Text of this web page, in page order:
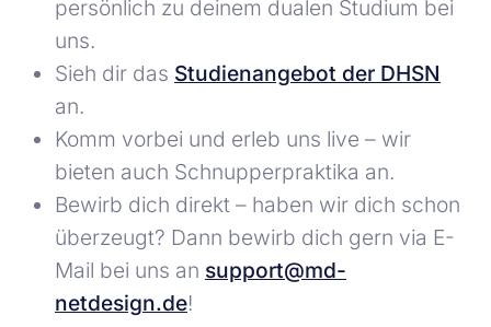
persönlich zu deinem dualen Studium bei
uns.
Sieh dir das Studienangebot der DHSN
an.
Komm vorbei und erleb uns live – wir
bieten auch Schnupperpraktika an.
Bewirb dich direkt – haben wir dich schon
überzeugt? Dann bewirb dich gern via E-
Mail bei uns an support@md-
netdesign.de!